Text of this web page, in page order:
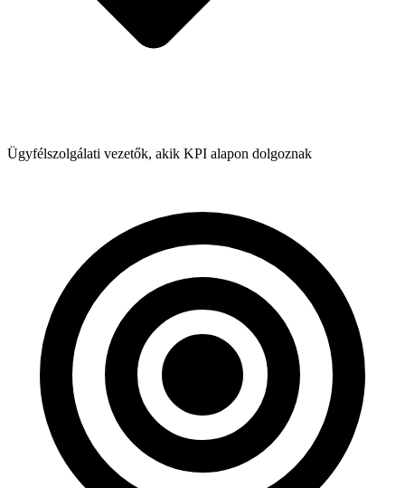
Ügyfélszolgálati vezetők, akik KPI alapon dolgoznak